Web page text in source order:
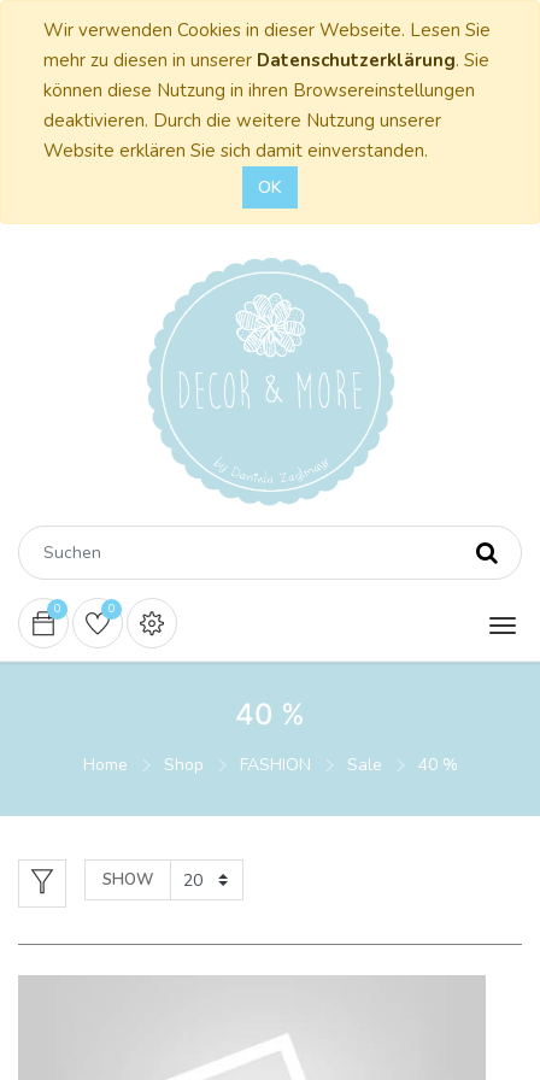
Wir verwenden Cookies in dieser Webseite. Lesen Sie
mehr zu diesen in unserer Datenschutzerklärung. Sie
können diese Nutzung in ihren Browsereinstellungen
deaktivieren. Durch die weitere Nutzung unserer
Website erklären Sie sich damit einverstanden.
OK
0 0
40 %
Home Shop FASHION Sale 40 %
SHOW